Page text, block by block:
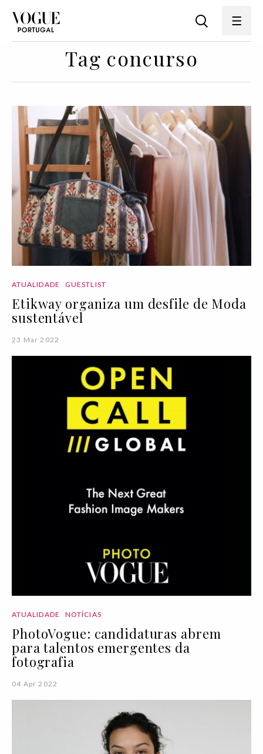
Tag concurso
ATUALIDADE GUESTLIST
Etikway organiza um desfile de Moda
sustentável
23 Mar 2022
ATUALIDADE NOTÍCIAS
PhotoVogue: candidaturas abrem
para talentos emergentes da
fotografia
04 Apr 2022